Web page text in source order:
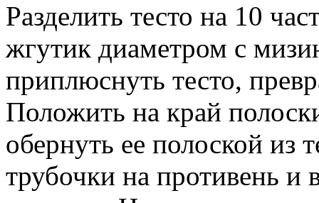
Разделить тесто на 10
жгутик диаметром с
приплюснуть тесто,
Положить на край
обернуть ее полоской из
трубочки на противень и